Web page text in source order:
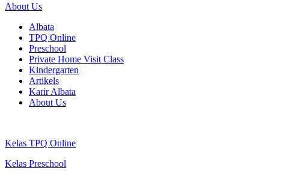
About Us
Albata
TPQ Online
Preschool
Private Home Visit Class
Kindergarten
Artikels
Karir Albata
About Us
Kelas TPQ Online
Kelas Preschool